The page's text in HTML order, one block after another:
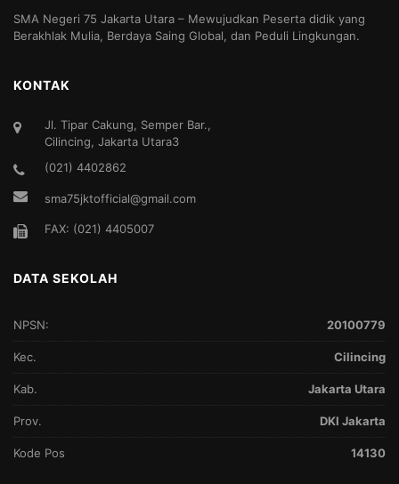
SMA Negeri 75 Jakarta Utara – Mewujudkan Peserta didik yang
Berakhlak Mulia, Berdaya Saing Global, dan Peduli Lingkungan.
KONTAK
Jl. Tipar Cakung, Semper Bar.,
Cilincing, Jakarta Utara3
(021) 4402862
sma75jktofficial@gmail.com
FAX: (021) 4405007
DATA SEKOLAH
NPSN: 20100779
Kec. Cilincing
Kab. Jakarta Utara
Prov. DKI Jakarta
Kode Pos 14130